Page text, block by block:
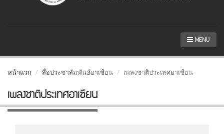
MENU
หน้าแรก สื่อประชาสัมพันธ์อาเซียน เพลงชาติประเทศอาเซียน
เพลงชาติประเทศอาเซียน